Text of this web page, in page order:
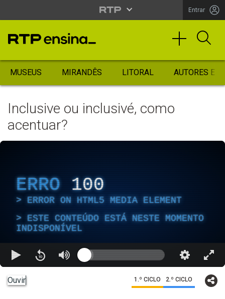
Entrar
MUSEUS MIRANDÊS LITORAL AUTORES
Inclusive ou inclusivé, como
acentuar?
ERRO 100
ERROR ON HTML5 MEDIA ELEMENT
ESTE CONTEÚDO ESTÁ NESTE MOMENTO
INDISPONÍVEL
Ouvir 1.º CICLO 2.º CICLO